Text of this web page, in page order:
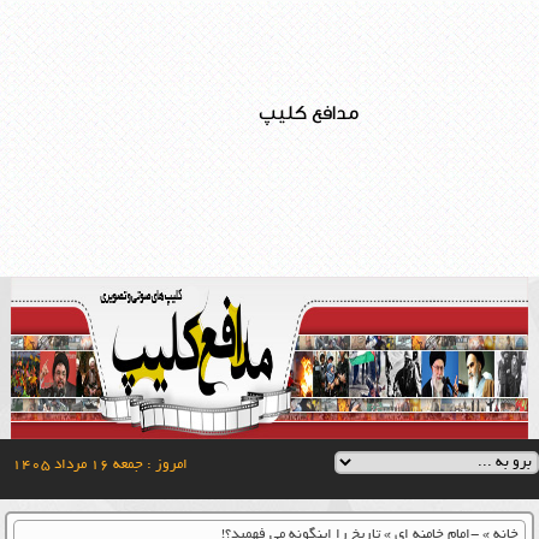
مدافع کلیپ
امروز : جمعه ۱۶ مرداد ۱۴۰۵
خانه» -امام خامنه ای»تاریخ را اینگونه می فهمید؟!